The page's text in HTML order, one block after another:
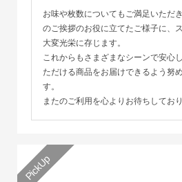
お味や枚数についてもご満足いただ
のご挨拶のお役に立てたご様子に、
大変光栄に存じます。
これからもさまざまなシーンで安心
ただける商品をお届けできるよう努
す。
またのご利用を心よりお待ちしており